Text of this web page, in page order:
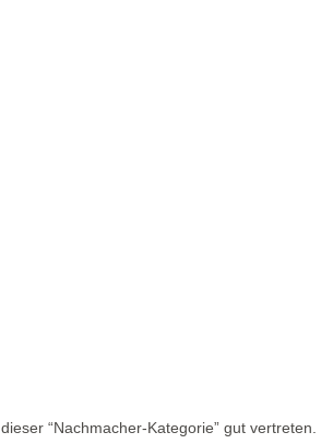
“Nachmacher-Kategorie” gut vertreten.